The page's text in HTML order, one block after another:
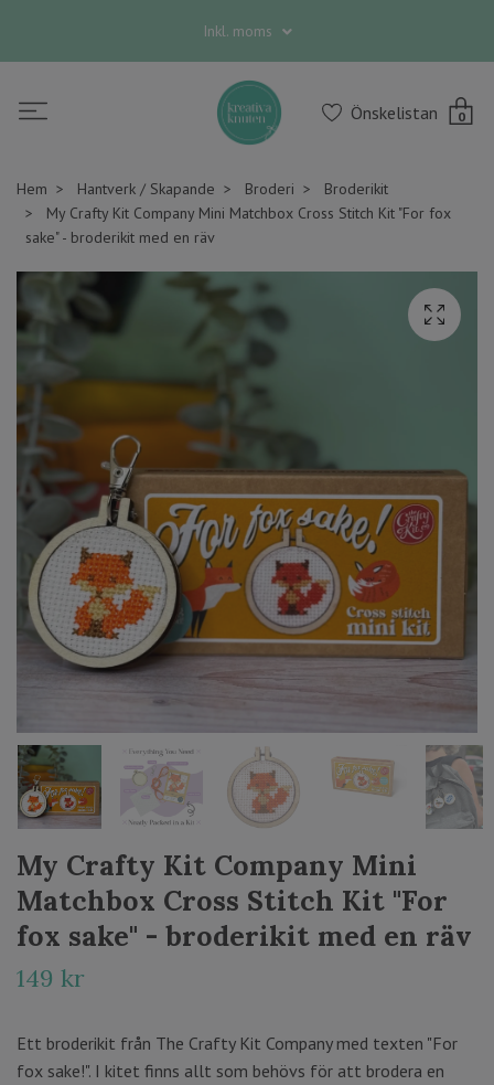
Inkl. moms
Önskelistan 0
Hem Hantverk / Skapande Broderi
Broderikit
My Crafty Kit Company Mini Matchbox Cross Stitch Kit "For fox
sake" - broderikit med en räv
My Crafty Kit Company Mini
Matchbox Cross Stitch Kit "For
fox sake" - broderikit med en räv
149 kr
Ett broderikit från The Crafty Kit Company med texten "For
fox sake!". I kitet finns allt som behövs för att brodera en